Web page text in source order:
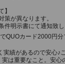
】
策が異なります。
件明示書にて通知致し
QUOカード2000円
績があるので安心♪
は重要なこと。安心